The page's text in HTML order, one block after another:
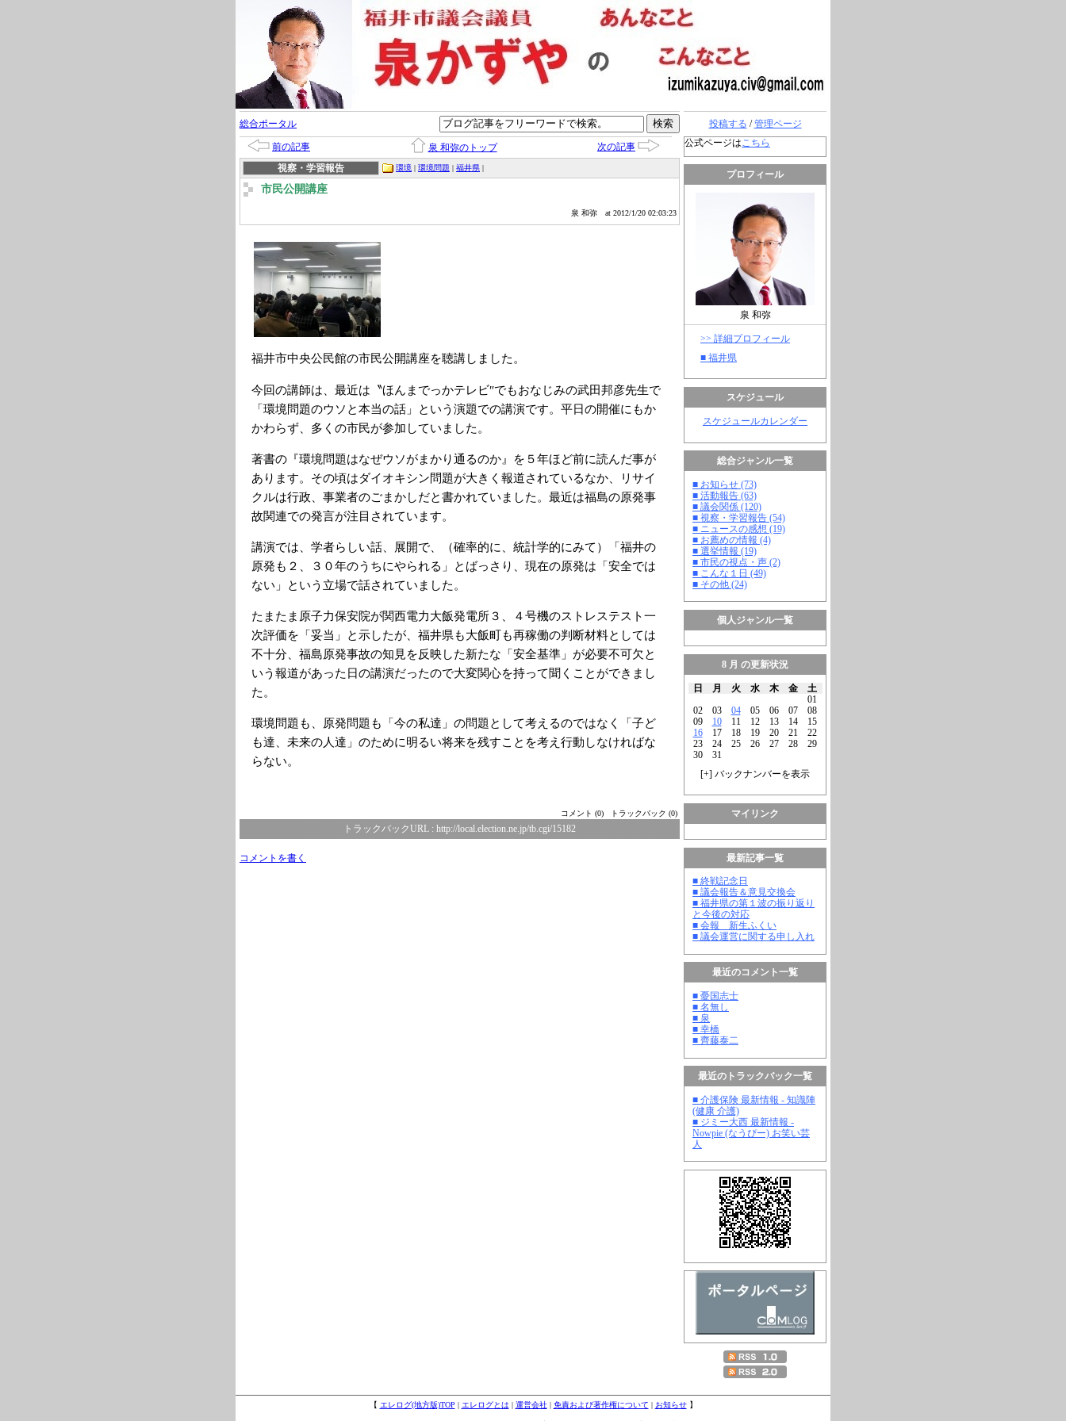
投稿する /管理ページ
公式ページはこちら
プロフィール
泉 和弥
>> 詳細プロフィール
■ 福井県
スケジュール
スケジュールカレンダー
総合ジャンル一覧
■ お知らせ (73)
■ 活動報告 (63)
■ 議会関係 (120)
■ 視察・学習報告 (54)
■ ニュースの感想 (19)
■ お薦めの情報 (4)
■ 選挙情報 (19)
■ 市民の視点・声 (2)
■ こんな１日 (49)
■ その他 (24)
個人ジャンル一覧
8 月 の更新状況
日 月 火 水 木 金
土
01
02
03 04 05 06 07
08
09
10 11 12 13 14
15
16
17 18 19 20 21
22
23
24 25 26 27 28
29
30
31
[+] バックナンバーを表示
マイリンク
最新記事一覧
■ 終戦記念日
■ 議会報告＆意見交換会
■ 福井県の第１波の振り返り
と今後の対応
■ 会報 新生ふくい
■ 議会運営に関する申し入れ
最近のコメント一覧
■ 憂国志士
■ 名無し
■ 泉
■ 幸橋
■ 齊藤泰二
最近のトラックバック一覧
■ 介護保険 最新情報 - 知識陣
(健康 介護)
■ ジミー大西 最新情報 -
Nowpie (なうぴー) お笑い芸
人
総合ポータル
前の記事 泉 和弥のトップ
次の記事
視察・学習報告
環境 | 環境問題 | 福井県 |
市民公開講座
泉 和弥 at 2012/1/20 02:03:23
福井市中央公民館の市民公開講座を聴講しました。
今回の講師は、最近は〝ほんまでっかテレビ″でもおなじみの武田邦彦先生で
「環境問題のウソと本当の話」という演題での講演です。平日の開催にもか
かわらず、多くの市民が参加していました。
著書の『環境問題はなぜウソがまかり通るのか』を５年ほど前に読んだ事が
あります。その頃はダイオキシン問題が大きく報道されているなか、リサイ
クルは行政、事業者のごまかしだと書かれていました。最近は福島の原発事
故関連での発言が注目されています。
講演では、学者らしい話、展開で、（確率的に、統計学的にみて）「福井の
原発も２、３０年のうちにやられる」とばっさり、現在の原発は「安全では
ない」という立場で話されていました。
たまたま原子力保安院が関西電力大飯発電所３、４号機のストレステスト一
次評価を「妥当」と示したが、福井県も大飯町も再稼働の判断材料としては
不十分、福島原発事故の知見を反映した新たな「安全基準」が必要不可欠と
いう報道があった日の講演だったので大変関心を持って聞くことができまし
た。
環境問題も、原発問題も「今の私達」の問題として考えるのではなく「子ど
も達、未来の人達」のために明るい将来を残すことを考え行動しなければな
らない。
コメント (0) トラックバック (0)
トラックバックURL : http://local.election.ne.jp/tb.cgi/15182
コメントを書く
【 エレログ(地方版)TOP | エレログとは | 運営会社| 免責および著作権について | お知らせ】